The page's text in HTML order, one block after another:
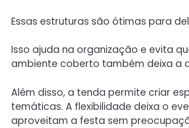
Essas estruturas são ótimas para
Isso ajuda na organização e evita
ambiente coberto também deixa a
Além disso, a tenda permite criar
temáticas. A flexibilidade deixa o
aproveitam a festa sem